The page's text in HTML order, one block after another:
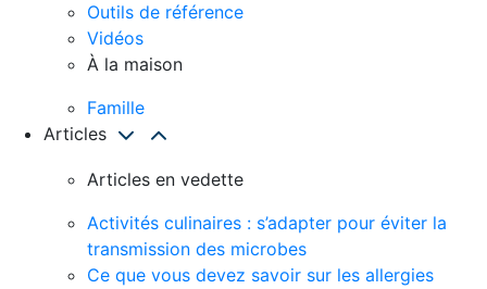
Outils de référence
Vidéos
À la maison
Famille
Articles
Articles en vedette
Activités culinaires : s’adapter pour éviter la
transmission des microbes
Ce que vous devez savoir sur les allergies